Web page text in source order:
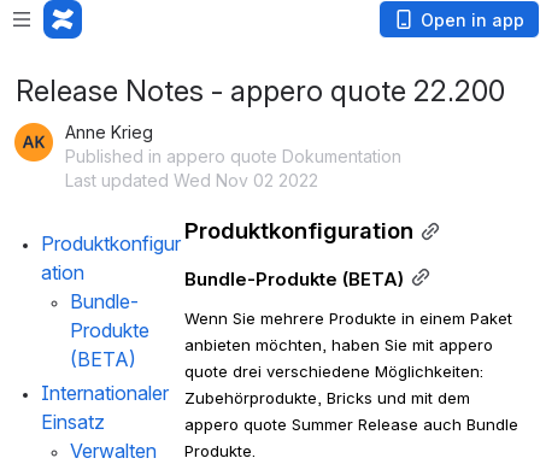
Open in app
Release Notes - appero quote 22.200
Anne Krieg
Published in appero quote Dokumentation
Last updated Wed Nov 02 2022
Produktkonfigur
ation
Bundle-
Produkte
(BETA)
Internationaler
Einsatz
Verwalten
Produktkonfiguration
Bundle-Produkte (BETA)
Wenn Sie mehrere Produkte in einem Paket
anbieten möchten, haben Sie mit appero
quote drei verschiedene Möglichkeiten:
Zubehörprodukte, Bricks und mit dem
appero quote Summer Release auch Bundle
Produkte.